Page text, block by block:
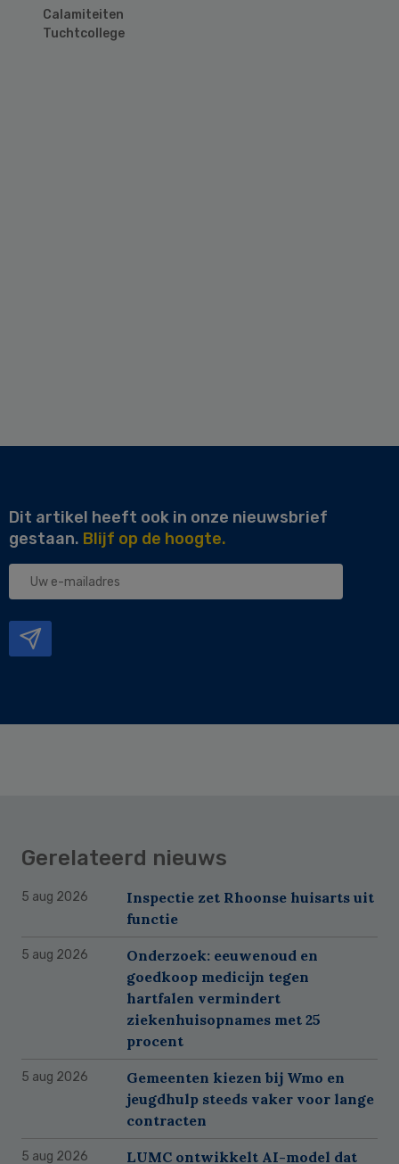
Calamiteiten
Tuchtcollege
Dit artikel heeft ook in onze nieuwsbrief
gestaan. Blijf op de hoogte.
Uw
Gerelateerd nieuws
5 aug 2026
Inspectie zet Rhoonse huisarts uit
functie
5 aug 2026
Onderzoek: eeuwenoud en
goedkoop medicijn tegen
hartfalen vermindert
ziekenhuisopnames met 25
procent
5 aug 2026
Gemeenten kiezen bij Wmo en
jeugdhulp steeds vaker voor lange
contracten
5 aug 2026
LUMC ontwikkelt AI-model dat